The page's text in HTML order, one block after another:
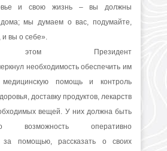
и свою жизнь – вы должны
дома; мы думаем о вас, подумайте,
и вы о себе».
Президент
необходимость обеспечить им
медицинскую помощь и контроль
доставку продуктов, лекарств
вещей. У них должна быть
возможность оперативно
за помощью, рассказать о своих